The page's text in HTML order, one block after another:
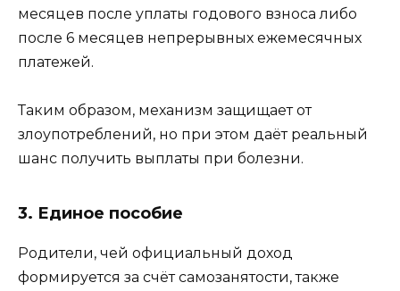
месяцев после уплаты годового взноса либо
после 6 месяцев непрерывных ежемесячных
платежей.
Таким образом, механизм защищает от
злоупотреблений, но при этом даёт реальный
шанс получить выплаты при болезни.
3. Единое пособие
Родители, чей официальный доход
формируется за счёт самозанятости, также